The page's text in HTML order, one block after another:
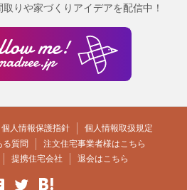
りや家づくりアイデアを配信中！
個人情報保護指針
個人情報取扱規定
る質問
注文住宅事業者様はこちら
提携住宅会社 退会はこちら